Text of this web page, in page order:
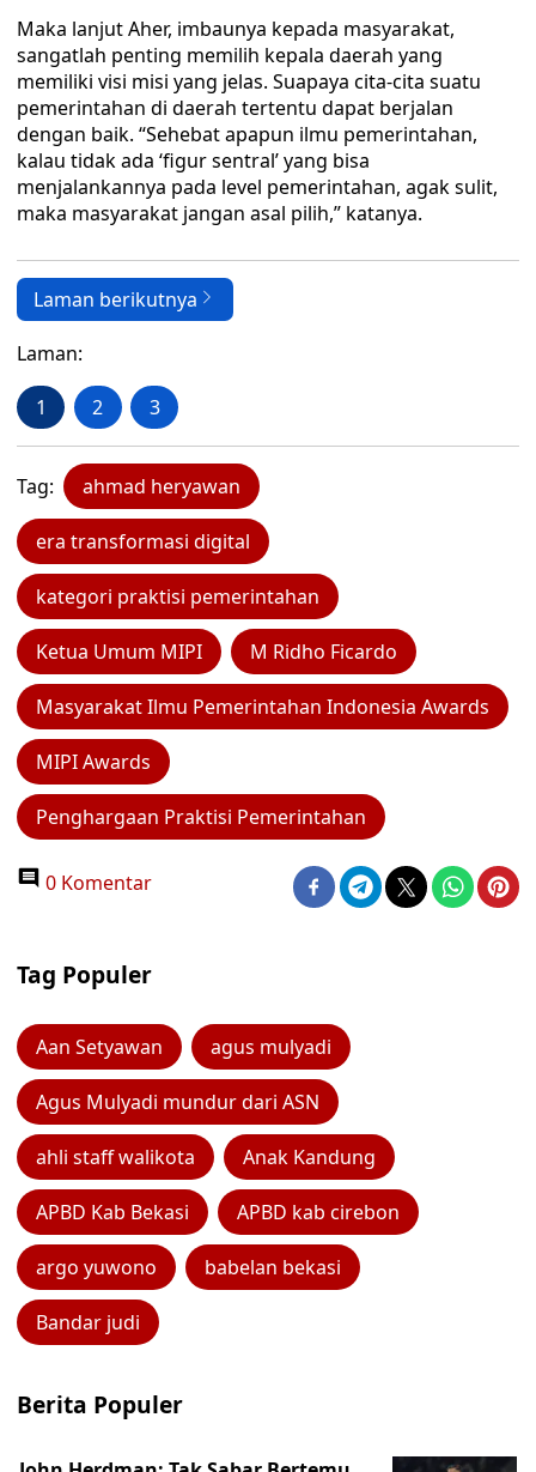
Maka lanjut Aher, imbaunya kepada masyarakat,
sangatlah penting memilih kepala daerah yang
memiliki visi misi yang jelas. Suapaya cita-cita suatu
pemerintahan di daerah tertentu dapat berjalan
dengan baik. “Sehebat apapun ilmu pemerintahan,
kalau tidak ada ‘figur sentral’ yang bisa
menjalankannya pada level pemerintahan, agak sulit,
maka masyarakat jangan asal pilih,” katanya.
Laman berikutnya
Laman:
1 2 3
Tag: ahmad heryawan
era transformasi digital
kategori praktisi pemerintahan
Ketua Umum MIPI M Ridho Ficardo
Masyarakat Ilmu Pemerintahan Indonesia Awards
MIPI Awards
Penghargaan Praktisi Pemerintahan
0 Komentar
Tag Populer
Aan Setyawan agus mulyadi
Agus Mulyadi mundur dari ASN
ahli staff walikota Anak Kandung
APBD Kab Bekasi APBD kab cirebon
argo yuwono babelan bekasi
Bandar judi
Berita Populer